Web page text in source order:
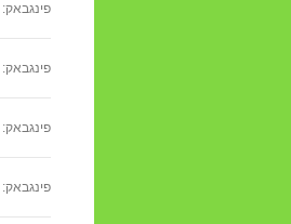
פינגבאק:
פינגבאק:
פינגבאק:
פינגבאק: